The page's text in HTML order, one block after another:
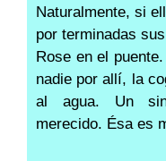
Naturalmente, si
por terminadas
Rose en el
nadie por allí, la
al agua. Un
merecido. Ésa es